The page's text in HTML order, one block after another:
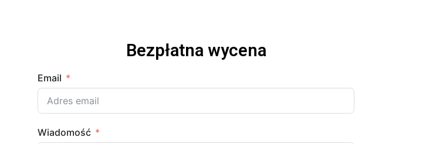
Bezpłatna wycena
Email
Wiadomość